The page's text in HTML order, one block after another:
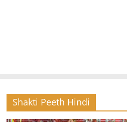
Shakti Peeth Hindi